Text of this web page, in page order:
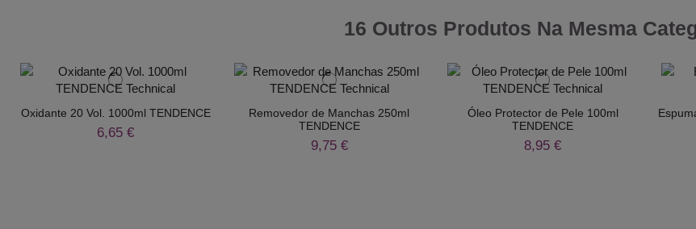
16 Outros Produtos Na Mesma
Oxidante 20 Vol. 1000ml TENDENCE
6,65 €
Removedor de Manchas 250ml
TENDENCE
9,75 €
Óleo Protector de Pele 100ml
TENDENCE
8,95 €